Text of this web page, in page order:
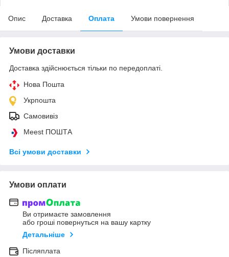
Опис Доставка Оплата Умови повернення
Умови доставки
Доставка здійснюється тільки по передоплаті.
Нова Пошта
Укрпошта
Самовивіз
Meest ПОШТА
Всі умови доставки
Умови оплати
Ви отримаєте замовлення
або гроші повернуться на вашу картку
Детальніше
Післяплата